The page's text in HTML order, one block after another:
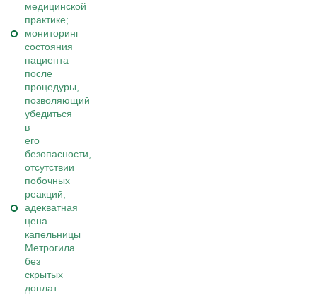
медицинской
практике;
мониторинг
состояния
пациента
после
процедуры,
позволяющий
убедиться
в
его
безопасности,
отсутствии
побочных
реакций;
адекватная
цена
капельницы
Метрогила
без
скрытых
доплат.